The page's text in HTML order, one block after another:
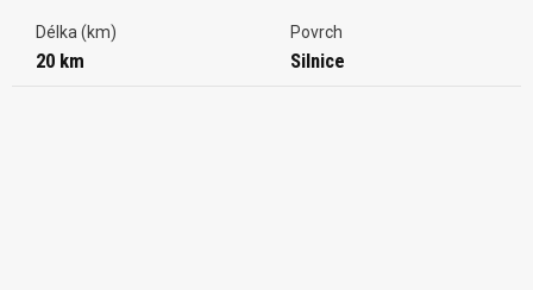
Délka (km)
20 km
Povrch
Silnice